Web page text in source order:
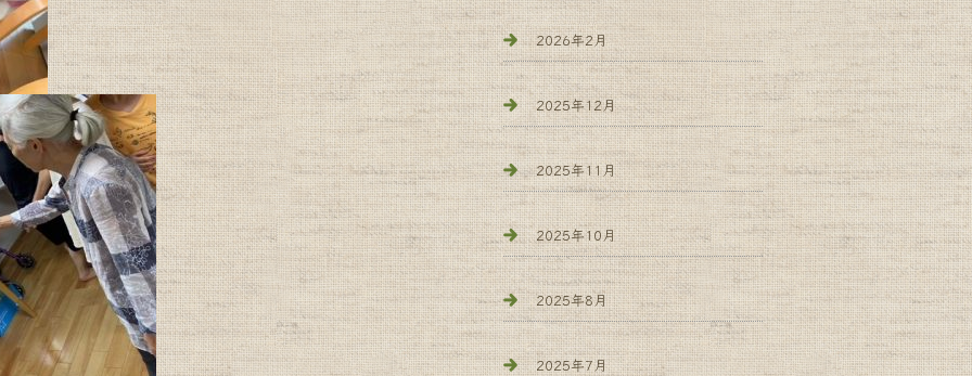
2026年2月
2025年12月
2025年11月
2025年10月
2025年8月
2025年7月